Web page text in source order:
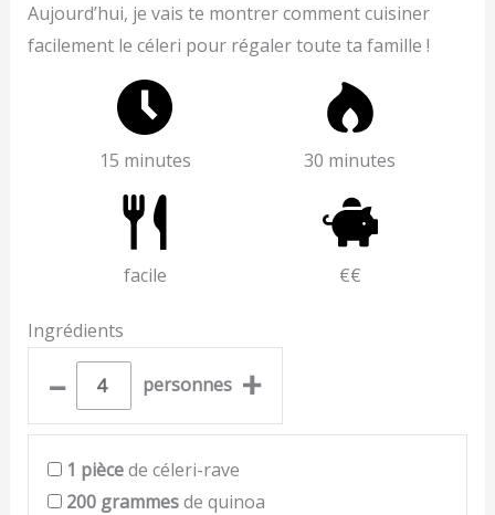
Aujourd’hui, je vais te montrer comment cuisiner
facilement le céleri pour régaler toute ta famille !
15 minutes 30 minutes
facile €€
Ingrédients
– personnes +
1 piècede céleri-rave
200 grammesde quinoa